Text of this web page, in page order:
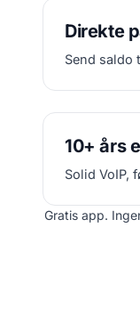
Direkte
Send saldo
10+ års
Solid VoIP,
Gratis app.